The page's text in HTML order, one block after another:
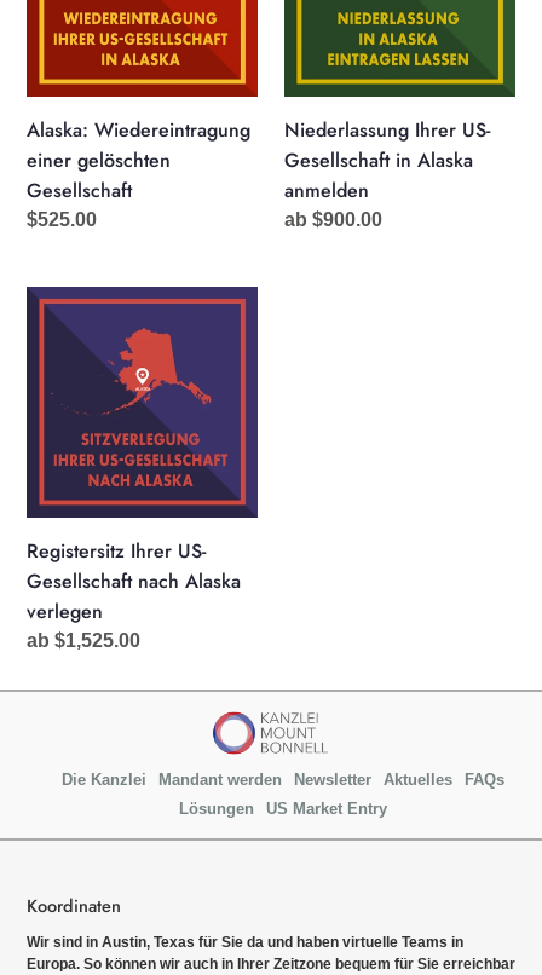
Alaska: Wiedereintragung
einer gelöschten
Gesellschaft
Normaler
$525.00
Alaska
anmelden
Niederlassung Ihrer US-
Gesellschaft in Alaska
anmelden
Normaler
ab $900.00
Registersitz
Ihrer
Gesellschaft
Alaska
verlegen
Registersitz Ihrer US-
Gesellschaft nach Alaska
verlegen
Normaler
ab $1,525.00
Die Kanzlei Mandant werden Newsletter Aktuelles
FAQs
Lösungen
US Market Entry
Koordinaten
Wir sind in Austin, Texas für Sie da und haben virtuelle Teams in
Europa. So können wir auch in Ihrer Zeitzone bequem für Sie erreichbar